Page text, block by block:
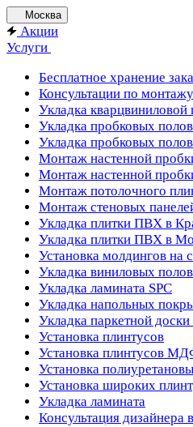
Москва
Акции
Услуги
Бесплатное хранение
Консультации по монтажу
Укладка кварцвиниловой
Укладка пробковых
Укладка пробковых
Монтаж настенной
Монтаж настенной
Монтаж потолочного
Монтаж стеновых
Укладка плитки ПВХ в
Укладка плитки ПВХ в
Установка молдингов на
Укладка виниловых полов
Укладка ламината SPC
Укладка напольных
Укладка паркетной
Установка плинтусов
Установка плинтусов
Установка
Установка широких
Укладка ламината
Консультация дизайнера